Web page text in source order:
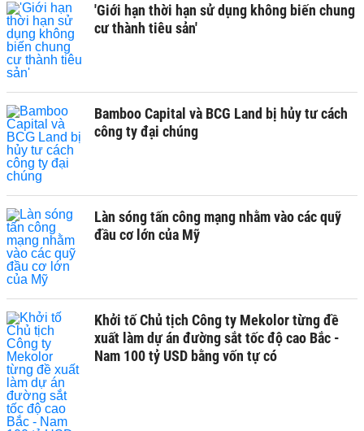
'Giới hạn thời hạn sử dụng không biến chung
cư thành tiêu sản'
Bamboo Capital và BCG Land bị hủy tư cách
công ty đại chúng
Làn sóng tấn công mạng nhằm vào các quỹ
đầu cơ lớn của Mỹ
Khởi tố Chủ tịch Công ty Mekolor từng đề
xuất làm dự án đường sắt tốc độ cao Bắc -
Nam 100 tỷ USD bằng vốn tự có